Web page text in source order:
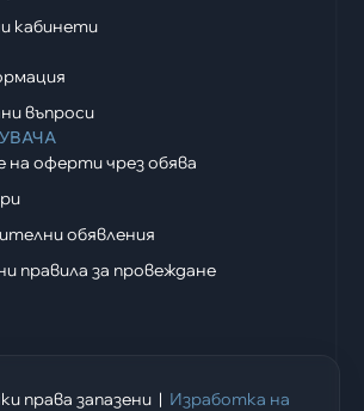
кабинети
въпроси
на оферти чрез обява
обявления
правила за провеждане
права запазени | Изработка на